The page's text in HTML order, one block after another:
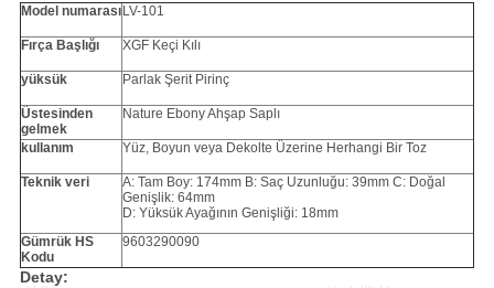
Model numarası LV-101
Fırça Başlığı XGF Keçi Kılı
yüksük Parlak Şerit Pirinç
Üstesinden
gelmek
Nature Ebony Ahşap Saplı
kullanım Yüz, Boyun veya Dekolte Üzerine Herhangi Bir Toz
Teknik veri
A: Tam Boy: 174mm B: Saç Uzunluğu: 39mm C: Doğal
Genişlik: 64mm
D: Yüksük Ayağının Genişliği: 18mm
Gümrük HS
Kodu
9603290090
Detay: